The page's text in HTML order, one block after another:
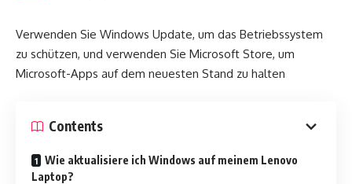
Verwenden Sie Windows Update, um das Betriebssystem
zu schützen, und verwenden Sie Microsoft Store, um
Microsoft-Apps auf dem neuesten Stand zu halten
Contents
Wie aktualisiere ich Windows auf meinem Lenovo
Laptop?